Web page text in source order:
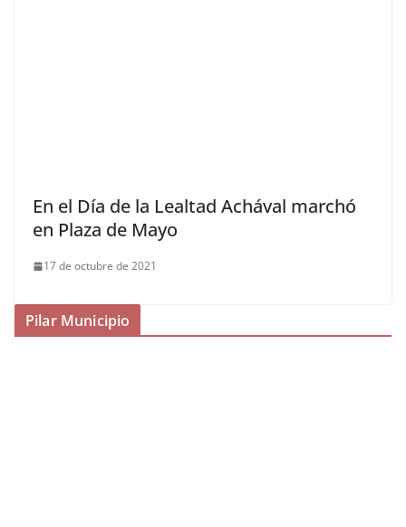
En el Día de la Lealtad Achával marchó
en Plaza de Mayo
17 de octubre de 2021
Pilar Municipio